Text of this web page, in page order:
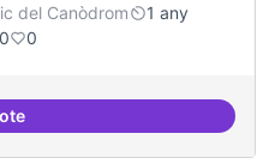
del Canòdrom
1 any
0 0
Protocol de rebuda de demandes